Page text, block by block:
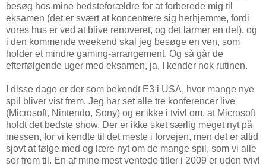
besøg hos mine bedsteforældre for at forberede mig til
eksamen (det er svært at koncentrere sig herhjemme, fordi
vores hus er ved at blive renoveret, og det larmer en del), og
i den kommende weekend skal jeg besøge en ven, som
holder et mindre gaming-arrangement. Og så går de
efterfølgende uger med eksamen, ja, I kender nok rutinen.
I disse dage er der som bekendt E3 i USA, hvor mange nye
spil bliver vist frem. Jeg har set alle tre konferencer live
(Microsoft, Nintendo, Sony) og er ikke i tvivl om, at Microsoft
holdt det bedste show. Der er ikke sket særlig meget nyt på
messen, for vi kendte til det meste i forvejen, men det er altid
sjovt at følge med og lære nyt om de mange spil, som vi alle
ser frem til. En af mine mest ventede titler i 2009 er uden tvivl